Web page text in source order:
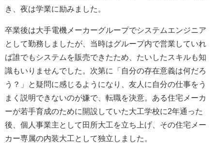
き、夜は学業に励みました。
卒業後は大手電機メーカーグループでシステムエンジニア
として勤務しましたが、当時はグループ内で営業していれ
ば誰でもシステムを販売できたため、たいしたスキルも知
識もいりませんでした。次第に「自分の存在意義は何だろ
う？」と疑問に感じるようになり、友人に自分の仕事をう
まく説明できないのが嫌で、転職を決意。ある住宅メーカ
ーが若手育成のために開設していた大工学校に2年通った
後、個人事業主として田所大工を立ち上げ、その住宅メー
カー専属の内装大工として独立しました。